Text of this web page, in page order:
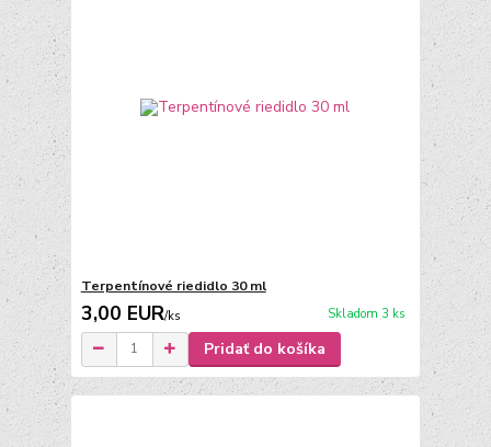
Terpentínové riedidlo 30 ml
3,00 EUR/ks Skladom 3 ks
Pridať do košíka